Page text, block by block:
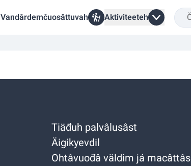
Vandârdemčuosâttuvah Aktiviteeteh
Tiäđuh palvâlusâst
Äigikyevdil
Ohtâvuođâ väldim já macâttâs